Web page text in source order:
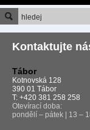
Kontaktujte
Tábor
Kotnovská 128
390 01 Tábor
T: +420 381 258 258
Otevírací doba:
pondělí – pátek | 13 –